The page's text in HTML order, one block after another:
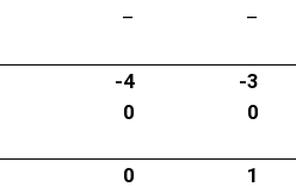
– –
-4 -3
0 0
0 1